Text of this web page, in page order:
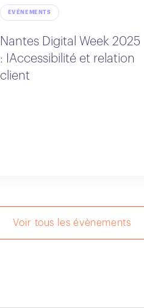
EVÉNEMENTS
Nantes Digital Week 2025
: IAccessibilité et relation
client
Voir tous les évènements